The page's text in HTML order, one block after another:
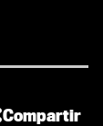
Compartir